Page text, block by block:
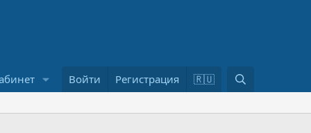
Войти Регистрация 🇷🇺
о